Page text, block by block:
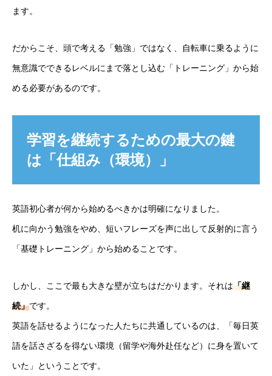
サービス
ブログ
ます。
だからこそ、頭で考える「勉強」ではなく、自転車に乗るように
無意識でできるレベルにまで落とし込む「トレーニング」から始
める必要があるのです。
学習を継続するための最大の鍵
は「仕組み（環境）」
英語初心者が何から始めるべきかは明確になりました。
机に向かう勉強をやめ、短いフレーズを声に出して反射的に言う
「基礎トレーニング」から始めることです。
しかし、ここで最も大きな壁が立ちはだかります。それは「継
続」です。
英語を話せるようになった人たちに共通しているのは、「毎日英
語を話さざるを得ない環境（留学や海外赴任など）に身を置いて
いた」ということです。